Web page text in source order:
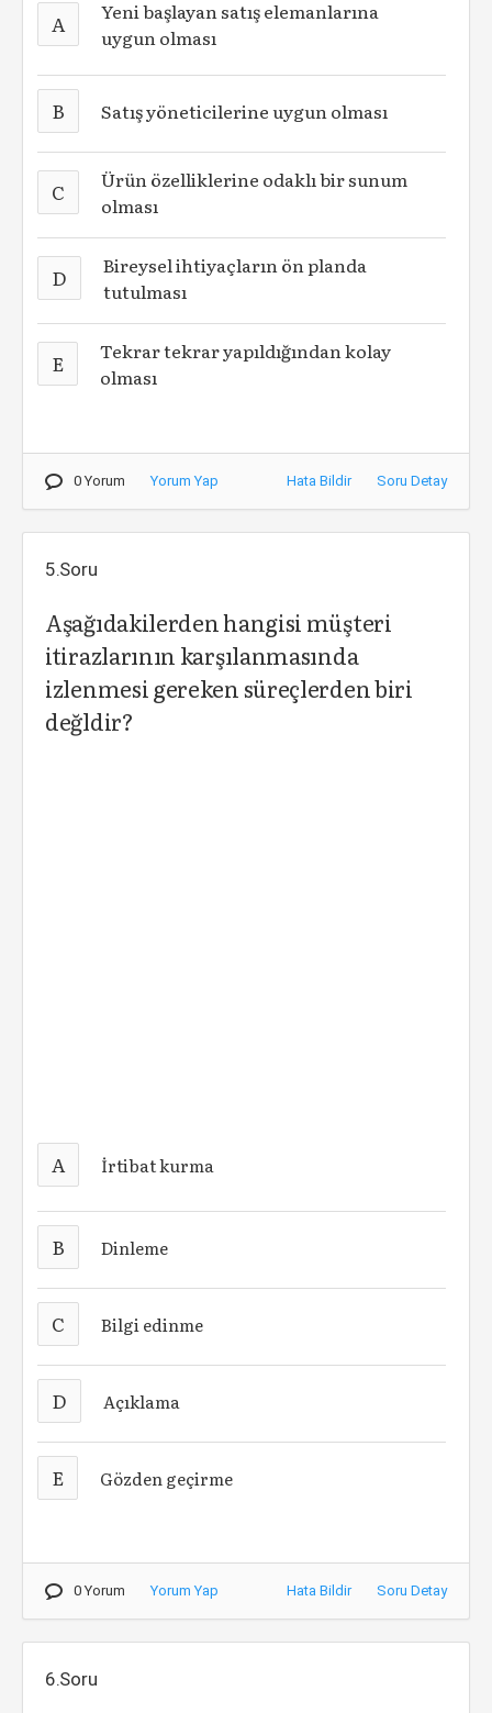
A
Yeni başlayan satış elemanlarına
uygun olması
B Satış yöneticilerine uygun olması
C
Ürün özelliklerine odaklı bir sunum
olması
D
Bireysel ihtiyaçların ön planda
tutulması
E
Tekrar tekrar yapıldığından kolay
olması
0 Yorum Yorum Yap Hata Bildir Soru Detay
5.Soru
Aşağıdakilerden hangisi müşteri
itirazlarının karşılanmasında
izlenmesi gereken süreçlerden biri
değldir?
A İrtibat kurma
B Dinleme
C Bilgi edinme
D Açıklama
E Gözden geçirme
0 Yorum Yorum Yap Hata Bildir Soru Detay
6.Soru